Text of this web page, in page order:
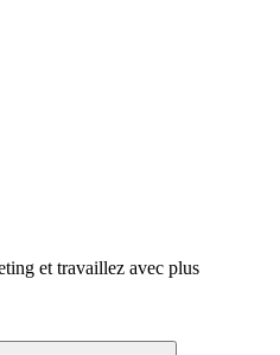
et travaillez avec plus